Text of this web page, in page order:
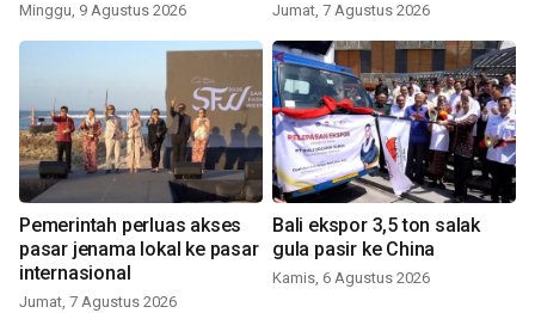
Minggu, 9 Agustus 2026 Jumat, 7 Agustus 2026
Pemerintah perluas akses
pasar jenama lokal ke pasar
internasional
Jumat, 7 Agustus 2026
Bali ekspor 3,5 ton salak
gula pasir ke China
Kamis, 6 Agustus 2026